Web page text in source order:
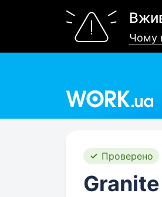
Чому
Проверено